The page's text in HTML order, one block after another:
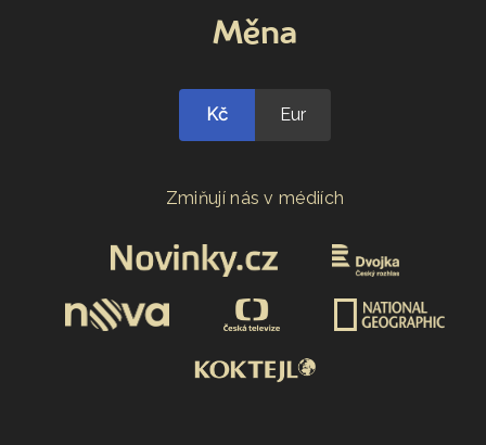
Měna
Kč Eur
Zmiňují nás v médiích